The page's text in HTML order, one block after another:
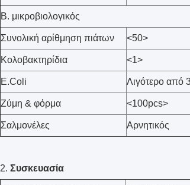
Β. μικροβιολογικός
Συνολική αρίθμηση πιάτων <50>
Κολοβακτηρίδια <1>
E.Coli Λιγότερο από
Ζύμη & φόρμα <100pcs>
Σαλμονέλες Αρνητικός
2. Συσκευασία